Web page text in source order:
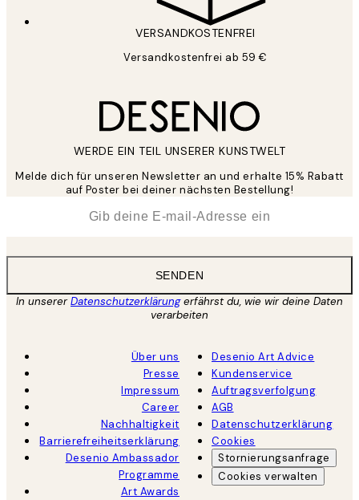
VERSANDKOSTENFREI
Versandkostenfrei ab 59 €
WERDE EIN TEIL UNSERER KUNSTWELT
Melde dich für unseren Newsletter an und erhalte 15% Rabatt
auf Poster bei deiner nächsten Bestellung!
SENDEN
In unsererDatenschutzerklärungerfährst du, wie wir deine Daten
verarbeiten
Über uns
Presse
Impressum
Career
Nachhaltigkeit
Barrierefreiheitserklärung
Desenio Ambassador
Programme
Art Awards
Desenio Art Advice
Kundenservice
Auftragsverfolgung
AGB
Datenschutzerklärung
Cookies
Stornierungsanfrage
Cookies verwalten